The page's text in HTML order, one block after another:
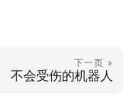
下一页 »
不会受伤的机器人